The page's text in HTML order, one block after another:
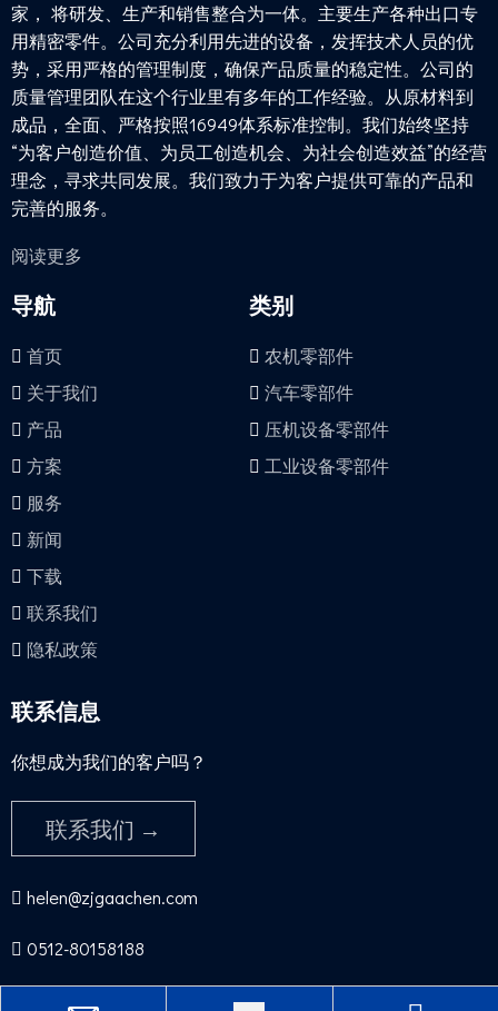
家， 将研发、生产和销售整合为一体。主要生产各种出口专
用精密零件。公司充分利用先进的设备，发挥技术人员的优
势，采用严格的管理制度，确保产品质量的稳定性。公司的
质量管理团队在这个行业里有多年的工作经验。从原材料到
成品，全面、严格按照16949体系标准控制。我们始终坚持
“为客户创造价值、为员工创造机会、为社会创造效益”的经营
理念，寻求共同发展。我们致力于为客户提供可靠的产品和
完善的服务。
阅读更多
导航
首页
关于我们
产品
方案
服务
新闻
下载
联系我们
隐私政策
类别
农机零部件
汽车零部件
压机设备零部件
工业设备零部件
联系信息
你想成为我们的客户吗？​​​​​​​
联系我们 →
 helen@zjgaachen.com
 0512-80158188​​​​​​​